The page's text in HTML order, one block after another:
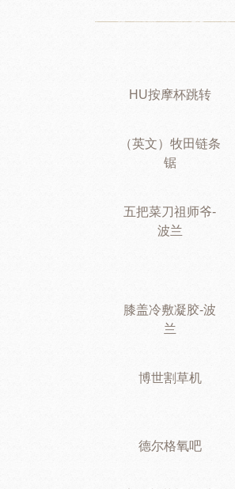
HU按摩杯跳转
（英文）牧田链条
锯
五把菜刀祖师爷-
波兰
膝盖冷敷凝胶-波
兰
博世割草机
德尔格氧吧